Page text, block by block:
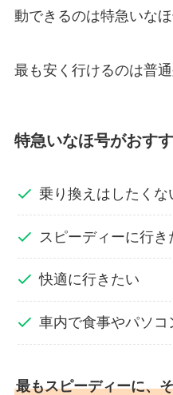
動できるのは特急いな
最も安く行けるのは普
特急いなほ号がおす
乗り換えはしたくな
スピーディーに行き
快適に行きたい
車内で食事やパソコ
最もスピーディーに、